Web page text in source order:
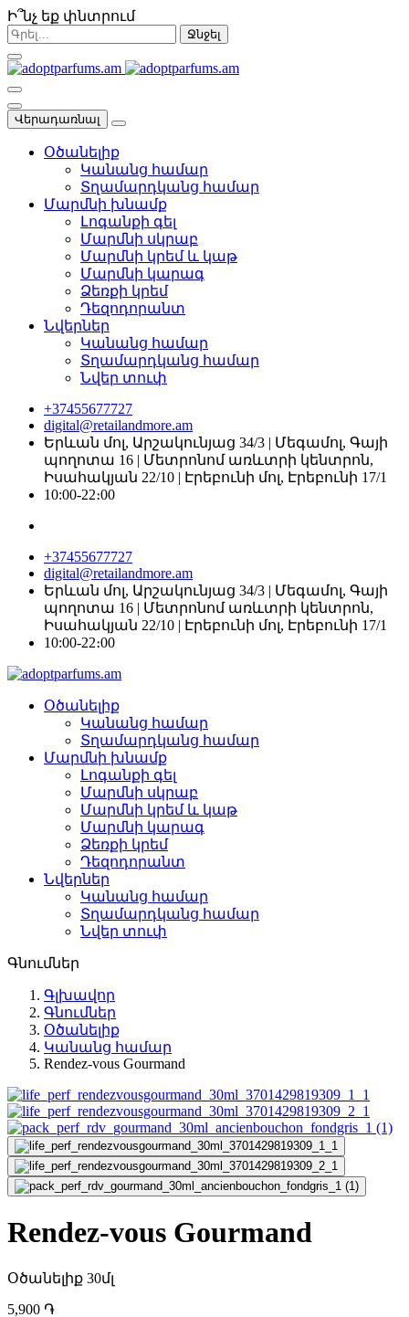
Ի՞նչ եք փնտրում
Ջնջել
Վերադառնալ
Օծանելիք
Կանանց համար
Տղամարդկանց համար
Մարմնի խնամք
Լոգանքի գել
Մարմնի սկրաբ
Մարմնի կրեմ և կաթ
Մարմնի կարագ
Ձեռքի կրեմ
Դեզոդորանտ
Նվերներ
Կանանց համար
Տղամարդկանց համար
Նվեր տուփ
+37455677727
digital@retailandmore.am
Երևան մոլ, Արշակունյաց 34/3 | Մեգամոլ, Գայի
պողոտա 16 | Մետրոնոմ առևտրի կենտրոն,
Իսահակյան 22/10 | Էրեբունի մոլ, Էրեբունի 17/1
10:00-22։00
+37455677727
digital@retailandmore.am
Երևան մոլ, Արշակունյաց 34/3 | Մեգամոլ, Գայի
պողոտա 16 | Մետրոնոմ առևտրի կենտրոն,
Իսահակյան 22/10 | Էրեբունի մոլ, Էրեբունի 17/1
10:00-22։00
Օծանելիք
Կանանց համար
Տղամարդկանց համար
Մարմնի խնամք
Լոգանքի գել
Մարմնի սկրաբ
Մարմնի կրեմ և կաթ
Մարմնի կարագ
Ձեռքի կրեմ
Դեզոդորանտ
Նվերներ
Կանանց համար
Տղամարդկանց համար
Նվեր տուփ
Գնումներ
Գլխավոր
Գնումներ
Օծանելիք
Կանանց համար
Rendez-vous Gourmand
Rendez-vous Gourmand
Օծանելիք 30մլ
5,900 ֏